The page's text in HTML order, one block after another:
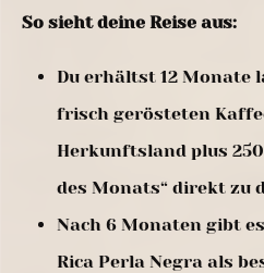
So sieht deine Reise aus:
Du erhältst 12 Monate
frisch gerösteten
Herkunftsland plus
des Monats“ direkt zu
Nach 6 Monaten gibt
Rica Perla Negra als